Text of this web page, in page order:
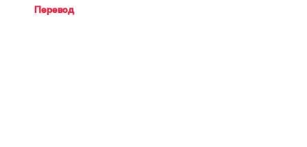
Перевод